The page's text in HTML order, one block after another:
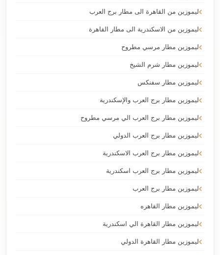
ليموزين من القاهرة الى مطار برج العرب
ليموزين من الاسكندرية الى مطار القاهرة
ليموزين مطار مرسي مطروح
ليموزين مطار شرم الشيخ
ليموزين مطار سفنكس
ليموزين مطار برج العرب والإسكندرية
ليموزين مطار برج العرب الي مرسي مطروح
ليموزين مطار برج العرب الدولي
ليموزين مطار برج العرب الاسكندرية
ليموزين مطار برج العرب اسكندرية
ليموزين مطار برج العرب
ليموزين مطار القاهره
ليموزين مطار القاهرة الي اسكندرية
ليموزين مطار القاهرة الدولي